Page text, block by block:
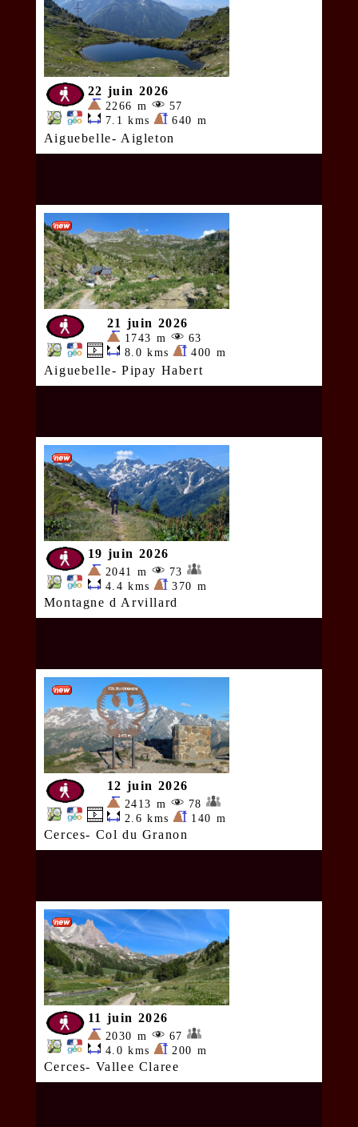
22 juin 2026
2266 m
57
7.1 kms
640 m
Aiguebelle- Aigleton
21 juin 2026
1743 m
63
8.0 kms
400 m
Aiguebelle- Pipay Habert
19 juin 2026
2041 m
73
4.4 kms
370 m
Montagne d Arvillard
12 juin 2026
2413 m
78
2.6 kms
140 m
Cerces- Col du Granon
11 juin 2026
2030 m
67
4.0 kms
200 m
Cerces- Vallee Claree